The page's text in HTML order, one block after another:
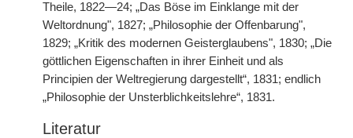
Theile, 1822—24; „Das Böse im Einklange mit der
Weltordnung", 1827; „Philosophie der Offenbarung",
1829; „Kritik des modernen Geisterglaubens", 1830; „Die
göttlichen Eigenschaften in ihrer Einheit und als
Principien der Weltregierung dargestellt“, 1831; endlich
„Philosophie der Unsterblichkeitslehre“, 1831.
Literatur